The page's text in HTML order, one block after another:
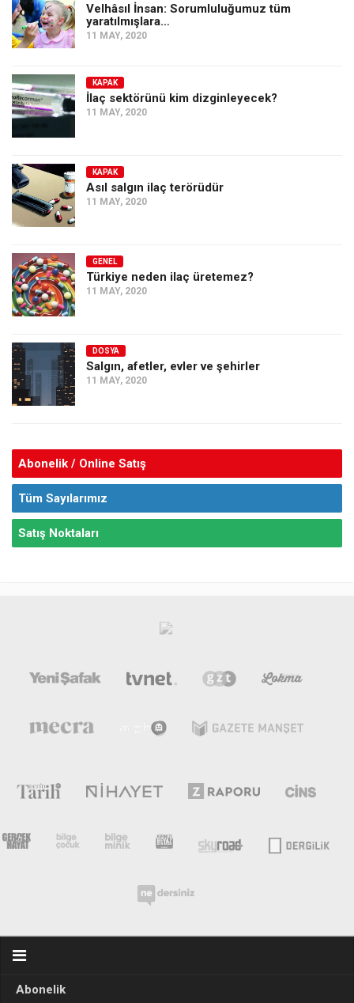
Velhâsıl İnsan: Sorumluluğumuz tüm
yaratılmışlara…
11 MAY, 2020
KAPAK
İlaç sektörünü kim dizginleyecek?
11 MAY, 2020
KAPAK
Asıl salgın ilaç terörüdür
11 MAY, 2020
GENEL
Türkiye neden ilaç üretemez?
11 MAY, 2020
DOSYA
Salgın, afetler, evler ve şehirler
11 MAY, 2020
Abonelik / Online Satış
Tüm Sayılarımız
Satış Noktaları
Abonelik